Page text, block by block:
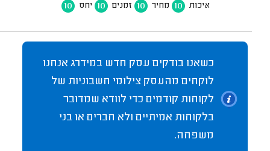
איכות 10 מחיר 10 זמנים 10 יחס 10
כשאנו בודקים עסק חדש במידרג אנחנו
לוקחים מהעסק צילומי חשבוניות של
לקוחות קודמים כדי לוודא שמדובר
בלקוחות אמיתיים ולא חברים או בני
משפחה.